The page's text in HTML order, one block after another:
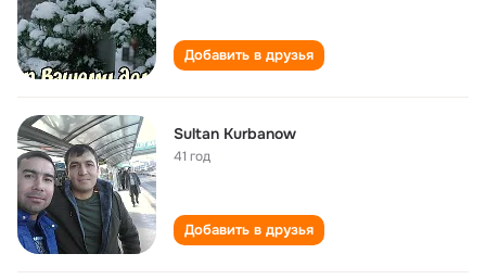
Добавить в друзья
Sultan Kurbanow
41 год
Добавить в друзья